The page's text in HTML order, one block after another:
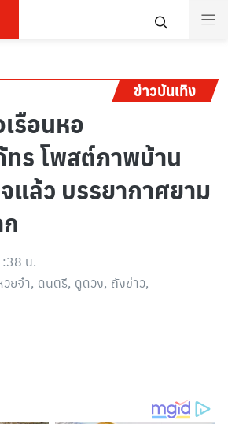
ข่าวบันเทิง
รือนหอ
ร โพสต์ภาพบ้าน
แล้ว บรรยากาศยาม
น.
ยจ๋า, ดนตรี, ดูดวง, ถังข่าว,